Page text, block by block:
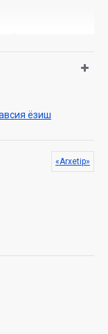
Azizova
ёзиш
«Arxetip»